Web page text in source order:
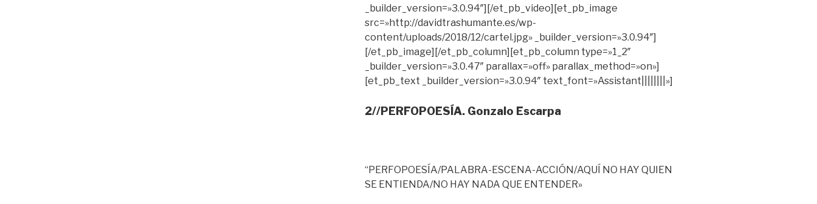
_builder_version=»3.0.94″][/et_pb_video][et_pb_image
src=»http://davidtrashumante.es/wp-
content/uploads/2018/12/cartel.jpg» _builder_version=»3.0.94″]
[/et_pb_image][/et_pb_column][et_pb_column type=»1_2″
_builder_version=»3.0.47″ parallax=»off» parallax_method=»on»]
[et_pb_text _builder_version=»3.0.94″ text_font=»Assistant||||||||»]
2//PERFOPOESÍA. Gonzalo Escarpa
“PERFOPOESÍA/PALABRA-ESCENA-ACCIÓN/AQUÍ NO HAY QUIEN
SE ENTIENDA/NO HAY NADA QUE ENTENDER»